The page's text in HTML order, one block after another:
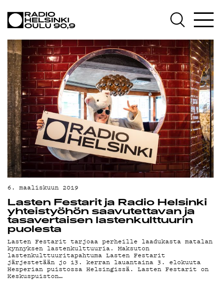
AJANKOHTAISTA
OHJELMAT
TEKIJÄT
ON-DEMAND
PODCAST
MAINOSTA
YHTEYSTIEDOT
G LIVELAB
YSTÄVÄKLUBI
TIETOSUOJA
KIRJAUDU SISÄÄN
6. maaliskuun 2019
Lasten Festarit ja Radio Helsinki
yhteistyöhön saavutettavan ja
tasavertaisen lastenkulttuurin
puolesta
Lasten Festarit tarjoaa perheille laadukasta matalan
kynnyksen lastenkulttuuria. Maksuton
lastenkulttuuritapahtuma Lasten Festarit
järjestetään jo 13. kerran lauantaina 3. elokuuta
Hesperian puistossa Helsingissä. Lasten Festarit on
Keskuspuiston…